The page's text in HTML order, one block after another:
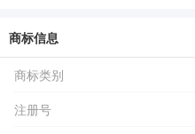
商标信息
商标类别
注册号